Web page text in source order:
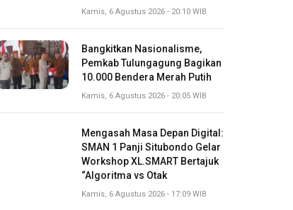
Kamis, 6 Agustus 2026 - 20:10 WIB
Bangkitkan Nasionalisme,
Pemkab Tulungagung Bagikan
10.000 Bendera Merah Putih
Kamis, 6 Agustus 2026 - 20:05 WIB
Mengasah Masa Depan Digital:
SMAN 1 Panji Situbondo Gelar
Workshop XL.SMART Bertajuk
“Algoritma vs Otak
Kamis, 6 Agustus 2026 - 17:09 WIB